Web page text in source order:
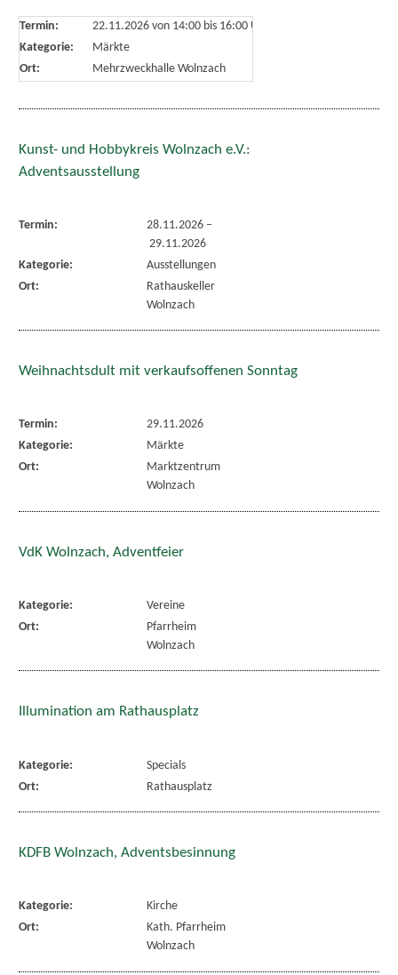
Termin: 22.11.2026 von 14:00bis 16:00 Uhr
Kategorie:
Märkte
Ort:
Mehrzweckhalle Wolnzach
Kunst- und Hobbykreis Wolnzach e.V.:
Adventsausstellung
Termin: 28.11.2026–
29.11.2026
Kategorie:
Ausstellungen
Ort:
Rathauskeller
Wolnzach
Weihnachtsdult mit verkaufsoffenen Sonntag
Termin:
29.11.2026
Kategorie:
Märkte
Ort:
Marktzentrum
Wolnzach
VdK Wolnzach, Adventfeier
Kategorie:
Vereine
Ort:
Pfarrheim
Wolnzach
Illumination am Rathausplatz
Kategorie:
Specials
Ort:
Rathausplatz
KDFB Wolnzach, Adventsbesinnung
Kategorie:
Kirche
Ort:
Kath. Pfarrheim
Wolnzach